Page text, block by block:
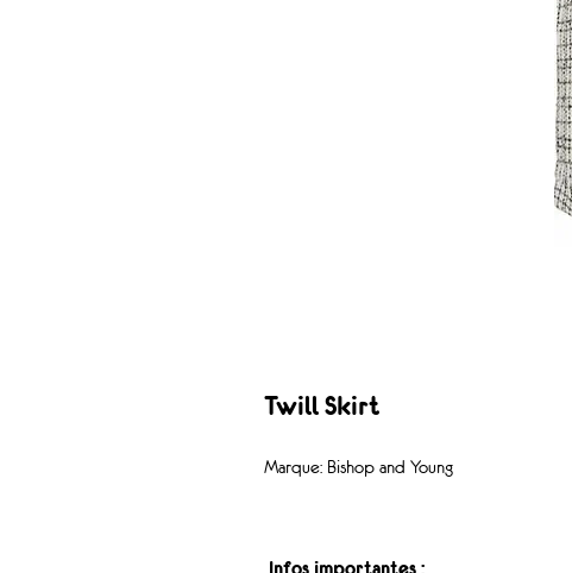
Twill Skirt
Marque: Bishop and Young